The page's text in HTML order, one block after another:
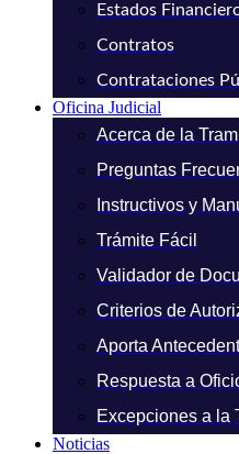
Estados
Contratos
Contrataciones
Oficina Judicial
Acerca de la
Preguntas
Instructivos y
Trámite Fácil
Validador de
Criterios de
Aporta
Respuesta a
Excepciones a la
Noticias